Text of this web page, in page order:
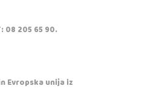
08 205 65 90.
Evropska unija iz